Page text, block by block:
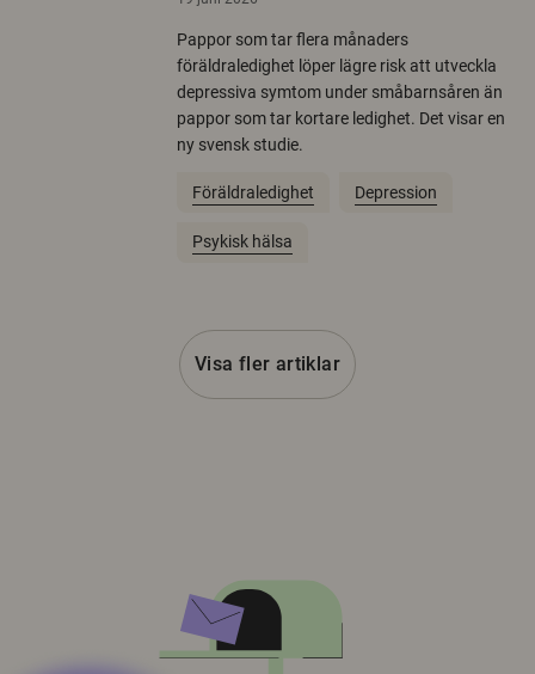
Pappor som tar flera månaders
föräldraledighet löper lägre risk att utveckla
depressiva symtom under småbarnsåren än
pappor som tar kortare ledighet. Det visar en
ny svensk studie.
Föräldraledighet Depression
Psykisk hälsa
Visa fler artiklar